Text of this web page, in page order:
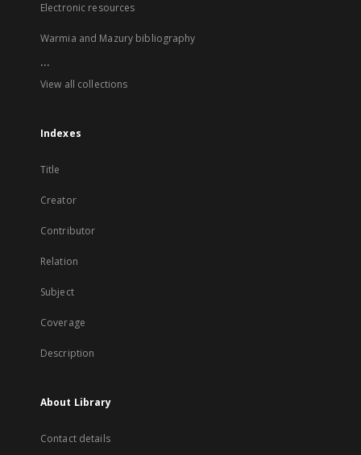
Electronic resources
Warmia and Mazury bibliography
...
View all collections
Indexes
Title
Creator
Contributor
Relation
Subject
Coverage
Description
About Library
Contact details